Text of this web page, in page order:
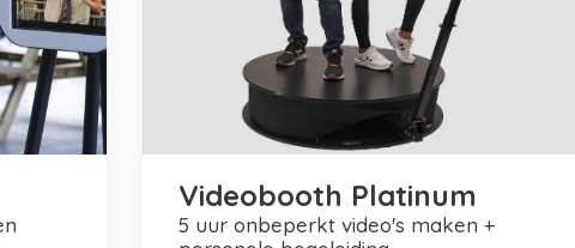
Videobooth Platinum
5 uur onbeperkt video's maken +